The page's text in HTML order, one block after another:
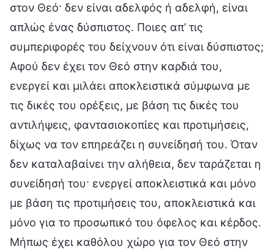
στον Θεό· δεν είναι αδελφός ή αδελφή, είναι
απλώς ένας δύσπιστος. Ποιες απ’ τις
συμπεριφορές του δείχνουν ότι είναι δύσπιστος;
Αφού δεν έχει τον Θεό στην καρδιά του,
ενεργεί και μιλάει αποκλειστικά σύμφωνα με
τις δικές του ορέξεις, με βάση τις δικές του
αντιλήψεις, φαντασιοκοπίες και προτιμήσεις,
δίχως να τον επηρεάζει η συνείδησή του. Όταν
δεν καταλαβαίνει την αλήθεια, δεν ταράζεται η
συνείδησή του· ενεργεί αποκλειστικά και μόνο
με βάση τις προτιμήσεις του, αποκλειστικά και
μόνο για το προσωπικό του όφελος και κέρδος.
Μήπως έχει καθόλου χώρο για τον Θεό στην